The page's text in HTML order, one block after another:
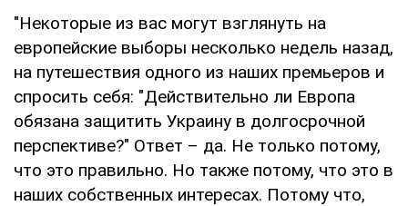
"Некоторые из вас могут взглянуть на
европейские выборы несколько недель назад,
на путешествия одного из наших премьеров и
спросить себя: "Действительно ли Европа
обязана защитить Украину в долгосрочной
перспективе?" Ответ – да. Не только потому,
что это правильно. Но также потому, что это в
наших собственных интересах. Потому что,